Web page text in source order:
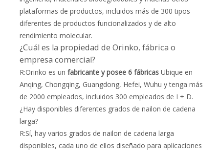
plataformas de productos, incluidos más de 300 tipos
diferentes de productos funcionalizados y de alto
rendimiento molecular.
¿Cuál es la propiedad de Orinko, fábrica o
empresa comercial?
R:Orinko es un fabricante y posee 6 fábricas Ubique en
Anqing, Chongqing, Guangdong, Hefei, Wuhu y tenga más
de 2000 empleados, incluidos 300 empleados de I + D.
¿Hay disponibles diferentes grados de nailon de cadena
larga?
R:Sí, hay varios grados de nailon de cadena larga
disponibles, cada uno de ellos diseñado para aplicaciones